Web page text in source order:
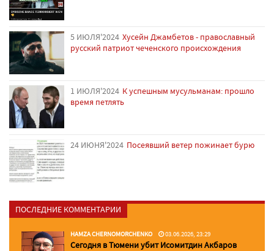
5 ИЮЛЯ'2024 Хусейн Джамбетов - православный
русский патриот чеченского происхождения
1 ИЮЛЯ'2024 К успешным мусульманам: прошло
время петлять
24 ИЮНЯ'2024 Посеявший ветер пожинает бурю
ПОСЛЕДНИЕ КОММЕНТАРИИ
HAMZA CHERNOMORCHENKO 03.06.2026, 23:29
Сегодня в Тюмени убит Исомитдин Акбаров